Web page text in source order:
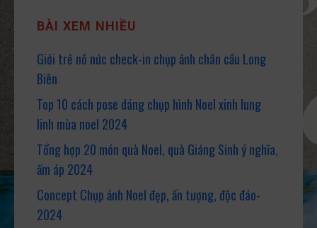
BÀI XEM NHIỀU
Giới trẻ nô nức check-in chụp ảnh chân cầu Long
Biên
Top 10 cách pose dáng chụp hình Noel xinh lung
linh mùa noel 2024
Tổng hợp 20 món quà Noel, quà Giáng Sinh ý nghĩa,
ấm áp 2024
Concept Chụp ảnh Noel đẹp, ấn tượng, độc đáo-
2024